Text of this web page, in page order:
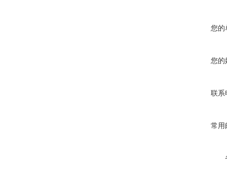
您的
您的
联系
常用